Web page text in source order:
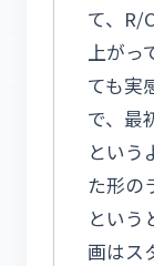
て、R/
上が
ても実
で、最
という
た形の
という
画はス